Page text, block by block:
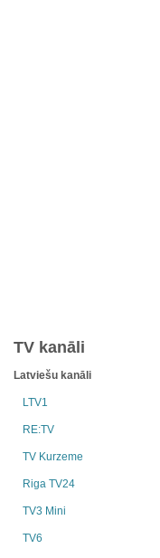
TV kanāli
Latviešu kanāli
LTV1
RE:TV
TV Kurzeme
Riga TV24
TV3 Mini
TV6